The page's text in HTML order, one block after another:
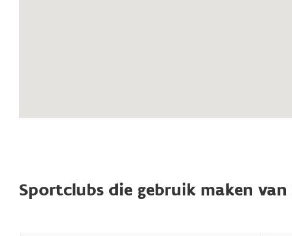
Sportclubs die gebruik maken